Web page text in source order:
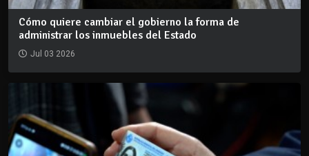
Cómo quiere cambiar el gobierno la forma de
administrar los inmuebles del Estado
Jul 03 2026